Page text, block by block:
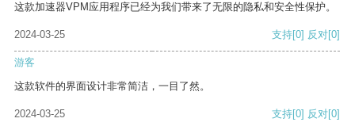
这款加速器VPM应用程序已经为我们带来了无限的隐私和安全性保护。
2024-03-25 支持[0] 反对[0]
游客
这款软件的界面设计非常简洁，一目了然。
2024-03-25 支持[0] 反对[0]